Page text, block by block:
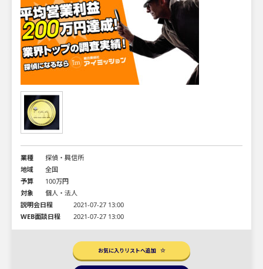
業種
探偵・興信所
地域
全国
予算
100万円
対象
個人・法人
説明会日程
2021-07-27 13:00
WEB面談日程
2021-07-27 13:00
お気に入りリストへ追加